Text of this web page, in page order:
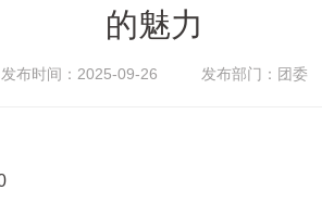
的魅力
发布时间：2025-09-26 发布部门：团委